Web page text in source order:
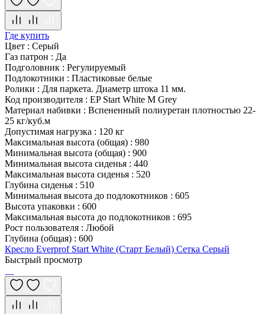
Где купить
Цвет : Серый
Газ патрон : Да
Подголовник : Регулируемый
Подлокотники : Пластиковые белые
Ролики : Для паркета. Диаметр штока 11 мм.
Код производителя : EP Start White M Grey
Материал набивки : Вспененный полиуретан плотностью 22-
25 кг/куб.м
Допустимая нагрузка : 120 кг
Максимальная высота (общая) : 980
Минимальная высота (общая) : 900
Минимальная высота сиденья : 440
Максимальная высота сиденья : 520
Глубина сиденья : 510
Минимальная высота до подлокотников : 605
Высота упаковки : 600
Максимальная высота до подлокотников : 695
Рост пользователя : Любой
Глубина (общая) : 600
Кресло Everprof Start White (Старт Белый) Сетка Серый
Быстрый просмотр